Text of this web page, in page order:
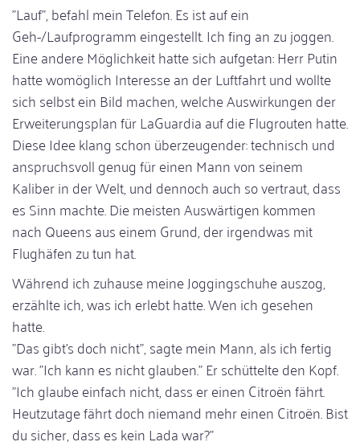
"Lauf", befahl mein Telefon. Es ist auf ein
Geh-/Laufprogramm eingestellt. Ich fing an zu joggen.
Eine andere Möglichkeit hatte sich aufgetan: Herr Putin
hatte womöglich Interesse an der Luftfahrt und wollte
sich selbst ein Bild machen, welche Auswirkungen der
Erweiterungsplan für LaGuardia auf die Flugrouten hatte.
Diese Idee klang schon überzeugender: technisch und
anspruchsvoll genug für einen Mann von seinem
Kaliber in der Welt, und dennoch auch so vertraut, dass
es Sinn machte. Die meisten Auswärtigen kommen
nach Queens aus einem Grund, der irgendwas mit
Flughäfen zu tun hat.
Während ich zuhause meine Joggingschuhe auszog,
erzählte ich, was ich erlebt hatte. Wen ich gesehen
hatte.
"Das gibt's doch nicht", sagte mein Mann, als ich fertig
war. "Ich kann es nicht glauben." Er schüttelte den Kopf.
"Ich glaube einfach nicht, dass er einen Citroën fährt.
Heutzutage fährt doch niemand mehr einen Citroën. Bist
du sicher, dass es kein Lada war?"